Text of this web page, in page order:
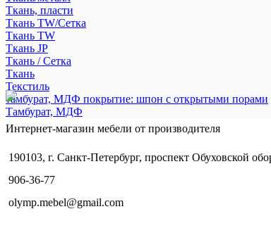
Ткань, пласти
Ткань TW/Сетка
Ткань TW
Ткань JP
Ткань / Сетка
Ткань
Текстиль
тамбурат, МДФ покрытие: шпон с открытыми порами
Тамбурат, МДФ
Интернет-магазин мебели от производителя
190103, г. Санкт-Петербург, проспект Обуховской
906-36-77
olymp.mebel@gmail.com